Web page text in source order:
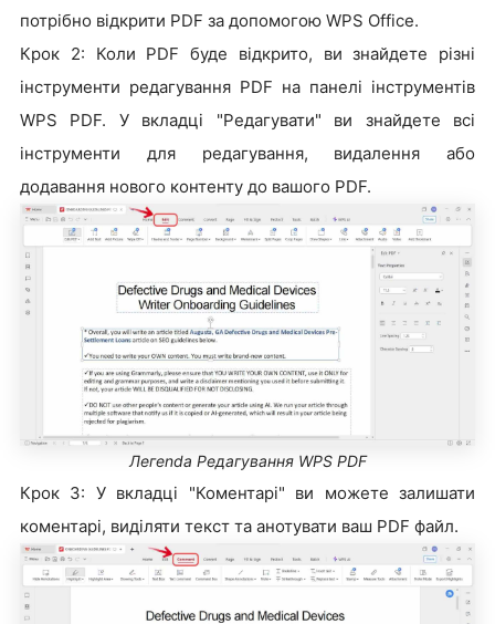
потрібно відкрити PDF за допомогою WPS Office.
Крок 2: Коли PDF буде відкрито, ви знайдете різні
інструменти редагування PDF на панелі інструментів
WPS PDF. У вкладці "Редагувати" ви знайдете всі
інструменти для редагування, видалення або
додавання нового контенту до вашого PDF.
Легenda Редагування WPS PDF
Крок 3: У вкладці "Коментарі" ви можете залишати
коментарі, виділяти текст та анотувати ваш PDF файл.